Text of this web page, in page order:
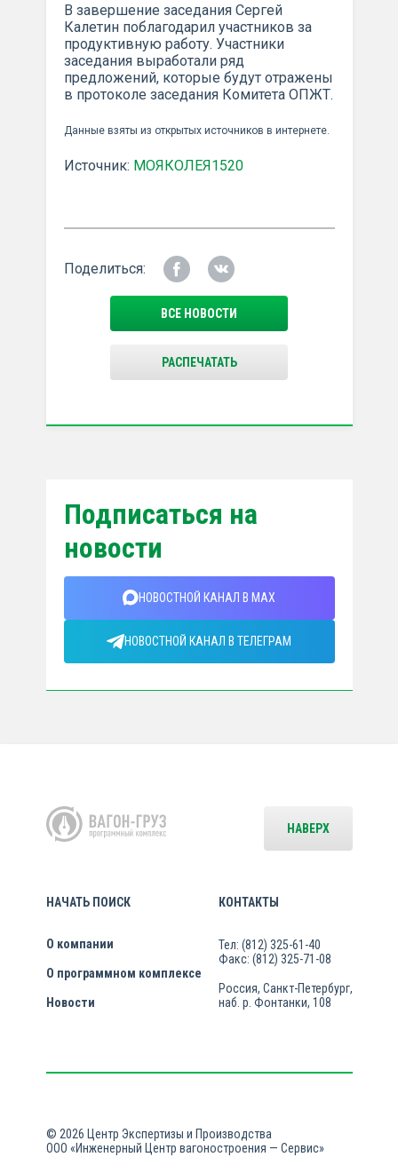
В завершение заседания Сергей
Калетин поблагодарил участников за
продуктивную работу. Участники
заседания выработали ряд
предложений, которые будут отражены
в протоколе заседания Комитета ОПЖТ.
Данные взяты из открытых источников в интернете.
Источник: МОЯКОЛЕЯ1520
Поделиться:
ВСЕ НОВОСТИ
РАСПЕЧАТАТЬ
Подписаться на
новости
НОВОСТНОЙ КАНАЛ В MAX
НОВОСТНОЙ КАНАЛ В ТЕЛЕГРАМ
НАЧАТЬ ПОИСК
О компании
О программном комплексе
Новости
КОНТАКТЫ
Тел: (812) 325-61-40
Факс: (812) 325-71-08
Россия, Санкт-Петербург,
наб. р. Фонтанки, 108
НАВЕРХ
© 2026 Центр Экспертизы и Производства
ООО «Инженерный Центр вагоностроения — Сервис»